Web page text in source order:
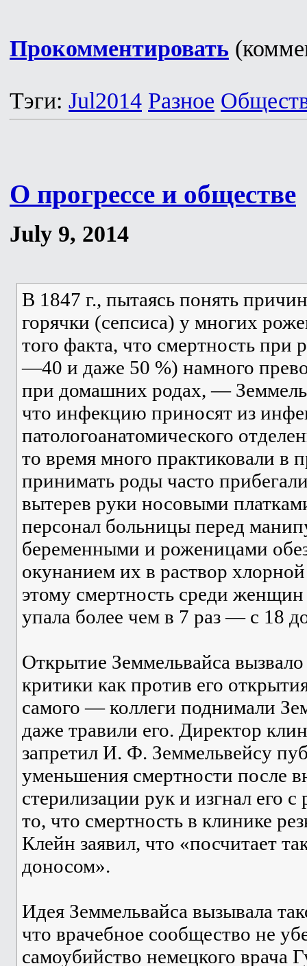
Прокомментировать
Тэги: Jul2014 Разное
О прогрессе и обществе
July 9, 2014
В 1847 г., пытаясь понять
горячки (сепсиса) у многих
того факта, что смертность при
—40 и даже 50 %) намного
при домашних родах, —
что инфекцию приносят из
патологоанатомического
то время много практиковали в
принимать роды часто
вытерев руки носовыми
персонал больницы перед
беременными и роженицами
окунанием их в раствор хлорной
этому смертность среди
упала более чем в 7 раз — с 18
Открытие Земмельвайса
критики как против его
самого — коллеги поднимали
даже травили его. Директор
запретил И. Ф. Земмельвейсу
уменьшения смертности после
стерилизации рук и изгнал его
то, что смертность в клинике
Клейн заявил, что «посчитает
доносом».
Идея Земмельвайса вызывала
что врачебное сообщество не
самоубийство немецкого врача